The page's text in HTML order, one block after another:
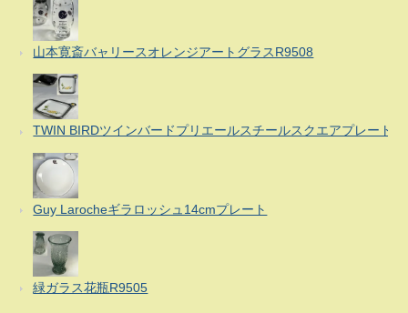
山本寛斎バャリースオレンジアートグラスR9508
TWIN BIRDツインバードプリエールスチールスクエアプレート
Guy Larocheギラロッシュ14cmプレート
緑ガラス花瓶R9505